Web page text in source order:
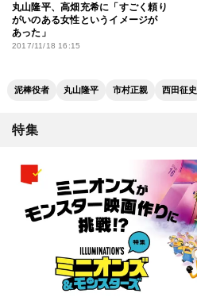
丸山隆平、高畑充希に「すごく頼り
がいのある女性というイメージが
あった」
2017/11/18 16:15
泥棒役者 丸山隆平 市村正親 西田征史
特集